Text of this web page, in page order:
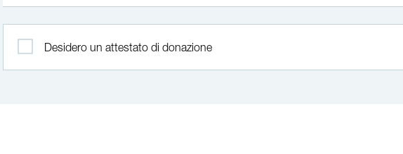
Desidero un attestato di donazione